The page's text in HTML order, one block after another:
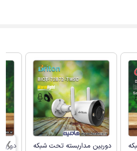
دوربین مداربسته تحت شبکه